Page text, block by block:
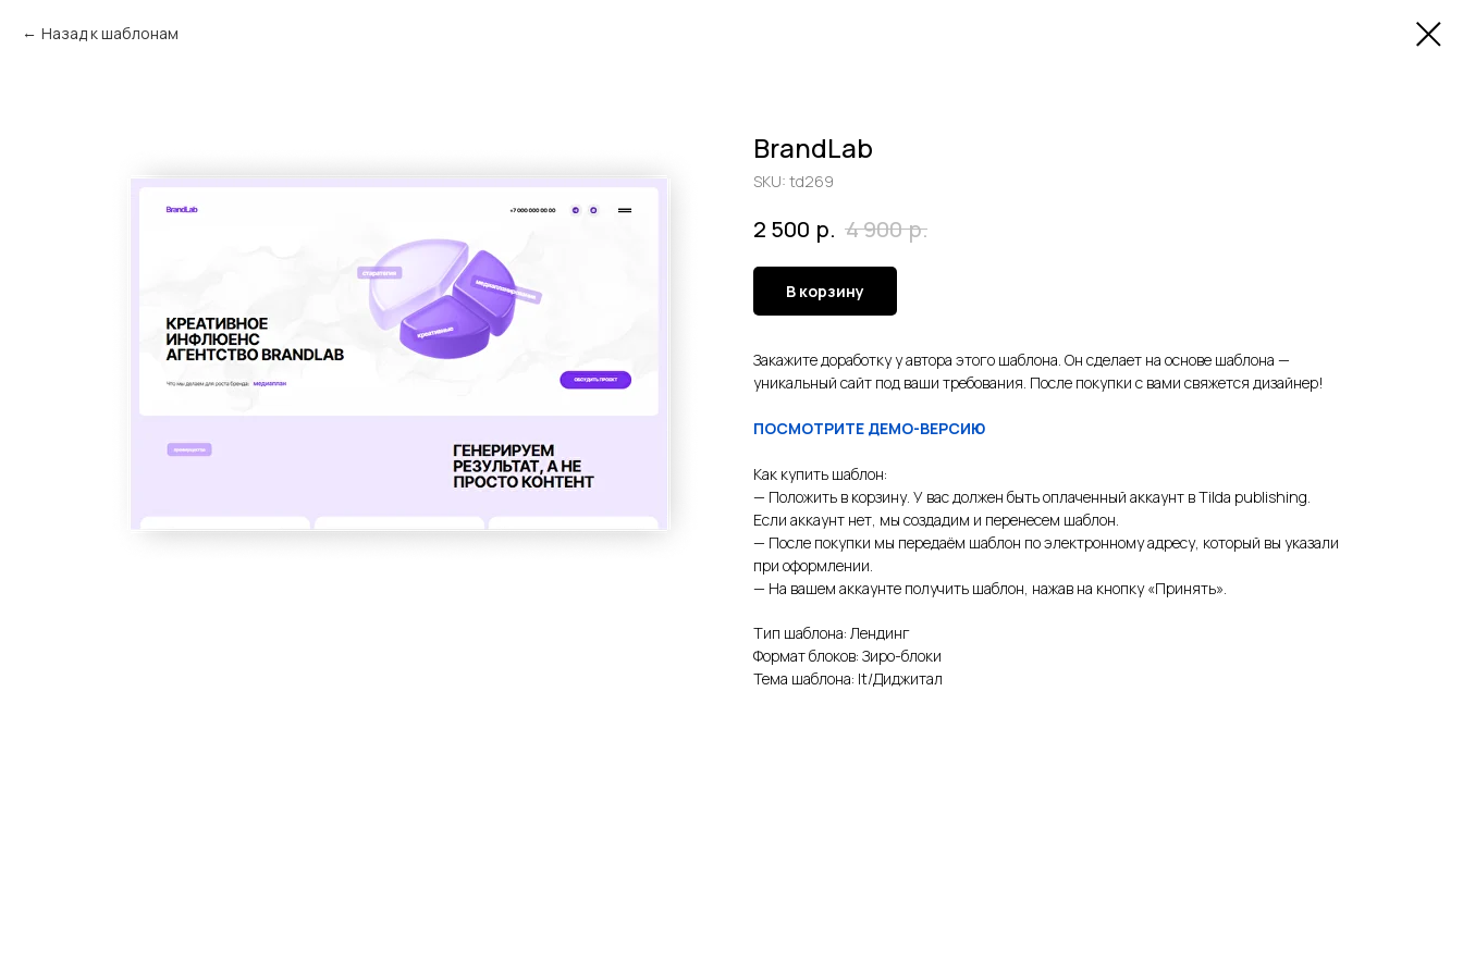
Назад к шаблонам
BrandLab
SKU: td269
2 500 р. 4 900 р.
В корзину
Закажите доработку у автора этого шаблона. Он сделает на основе шаблона —
уникальный сайт под ваши требования. После покупки с вами свяжется дизайнер!
ПОСМОТРИТЕ ДЕМО-ВЕРСИЮ
Как купить шаблон:
— Положить в корзину. У вас должен быть оплаченный аккаунт в Tilda publishing.
Если аккаунт нет, мы создадим и перенесем шаблон.
— После покупки мы передаём шаблон по электронному адресу, который вы указали
при оформлении.
— На вашем аккаунте получить шаблон, нажав на кнопку «Принять».
Тип шаблона: Лендинг
Формат блоков: Зиро-блоки
Тема шаблона: It/Диджитал